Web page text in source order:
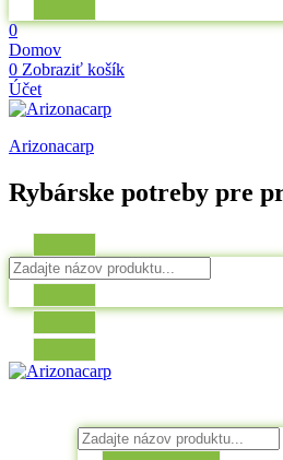
0
Domov
0 Zobraziť košík
Účet
Arizonacarp
Rybárske potreby pre